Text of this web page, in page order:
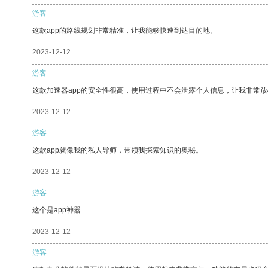
游客
这款app的路线规划非常精准，让我能够快速到达目的地。
2023-12-12
游客
这款加速器app的安全性很高，使用过程中不会泄露个人信息，让我非常
2023-12-12
游客
这款app就像我的私人导师，带领我探索知识的奥秘。
2023-12-12
游客
这个是app神器
2023-12-12
游客